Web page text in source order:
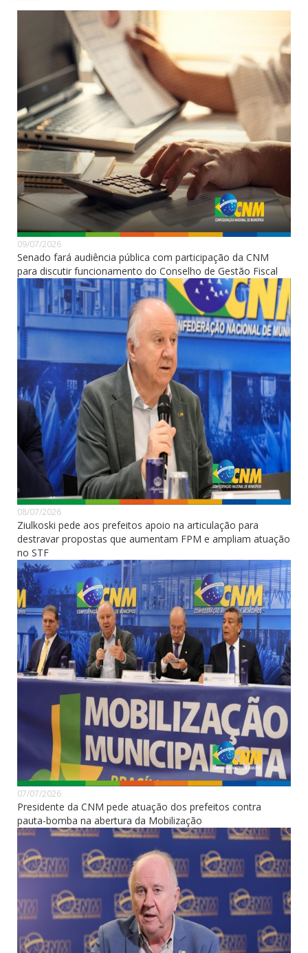
09/07/2026
Senado fará audiência pública com participação da CNM
para discutir funcionamento do Conselho de Gestão Fiscal
08/07/2026
Ziulkoski pede aos prefeitos apoio na articulação para
destravar propostas que aumentam FPM e ampliam atuação
no STF
07/07/2026
Presidente da CNM pede atuação dos prefeitos contra
pauta-bomba na abertura da Mobilização